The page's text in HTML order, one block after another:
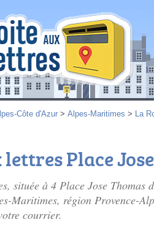
Côte d'Azur > Alpes-Maritimes > La
Place
située à 4 Place Jose Thomas
Maritimes, région Provence-
courrier.